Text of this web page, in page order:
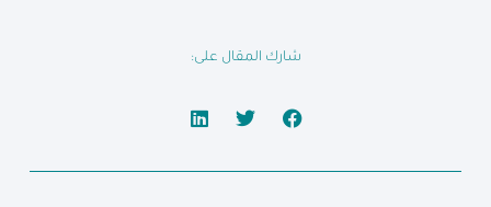
شارك المقال على: